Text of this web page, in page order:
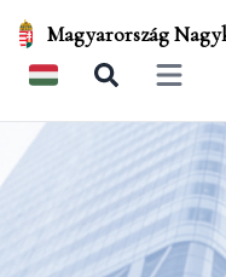
Magyarország
Open